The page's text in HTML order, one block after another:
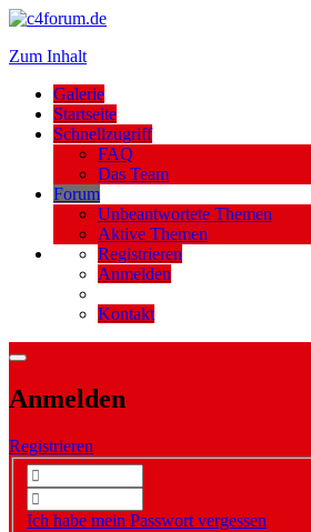
Zum Inhalt
Galerie
Startseite
Schnellzugriff
FAQ
Das Team
Forum
Unbeantwortete Themen
Aktive Themen
Registrieren
Anmelden
Kontakt
Anmelden
Registrieren
Ich habe mein Passwort vergessen